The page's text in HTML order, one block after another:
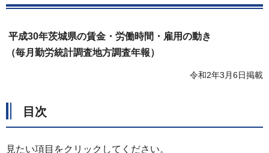
平成30年茨城県の賃金・労働時間・雇用の動き
（毎月勤労統計調査地方調査年報）
令和2年3月6日掲載
目次
見たい項目をクリックしてください。